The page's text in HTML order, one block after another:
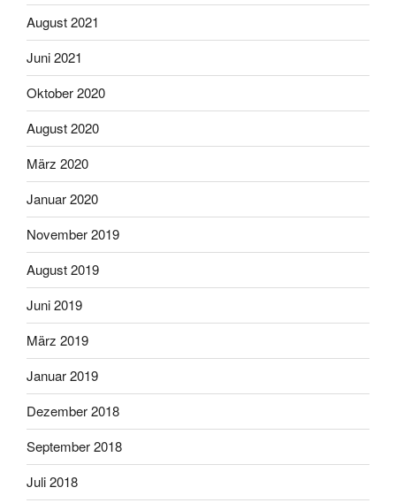
August 2021
Juni 2021
Oktober 2020
August 2020
März 2020
Januar 2020
November 2019
August 2019
Juni 2019
März 2019
Januar 2019
Dezember 2018
September 2018
Juli 2018